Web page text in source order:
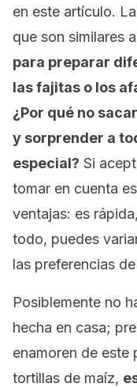
en este artículo.
que son similares
para preparar
las fajitas o los
¿Por qué no
y sorprender a
especial? Si
tomar en cuenta
ventajas: es
todo, puedes
las preferencias
Posiblemente no
hecha en casa;
enamoren de este
tortillas de maíz,